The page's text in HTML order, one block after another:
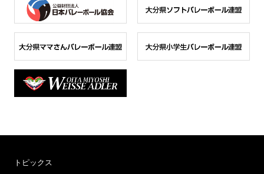
トピックス